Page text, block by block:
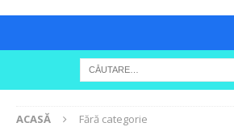
ACASĂ Fără categorie